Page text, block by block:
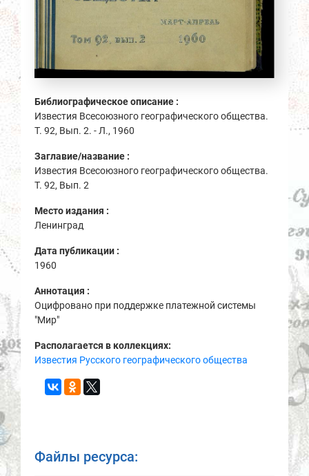
Библиографическое описание :
Известия Всесоюзного географического общества.
Т. 92, Вып. 2. - Л., 1960
Заглавие/название :
Известия Всесоюзного географического общества.
Т. 92, Вып. 2
Место издания :
Ленинград
Дата публикации :
1960
Аннотация :
Оцифровано при поддержке платежной системы
"Мир"
Располагается в коллекциях:
Известия Русского географического общества
Файлы ресурса: